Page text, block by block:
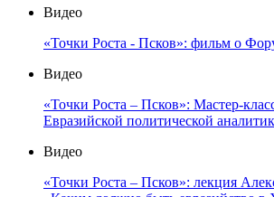
Видео
«Точки Роста - Псков»: фильм о
Видео
«Точки Роста – Псков»: Мастер-
Евразийской политической
Видео
«Точки Роста – Псков»: лекция